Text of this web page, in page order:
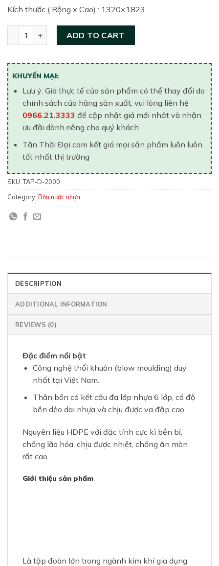
Kích thước ( Rộng x Cao) : 1320×1823
ADD TO CART
KHUYẾN MẠI:
Lưu ý: Giá thực tế của sản phẩm có thể thay đổi do
chính sách của hãng sản xuất, vui lòng liên hệ
0966.21.3333 để cập nhật giá mới nhất và nhận
ưu đãi dành riêng cho quý khách..
Tân Thời Đại cam kết giá mọi sản phẩm luôn luôn
tốt nhất thị trường
SKU:TAP-D-2000
Category: Bồn nước nhựa
DESCRIPTION
ADDITIONAL INFORMATION
REVIEWS (0)
Đặc điểm nổi bật
Công nghệ thổi khuôn (blow moulding) duy
nhất tại Việt Nam.
Thân bồn có kết cấu đa lớp nhựa 6 lớp, có độ
bền dẻo dai nhựa và chịu được va đập cao.
Nguyên liệu HDPE với đặc tính cực kì bền bỉ,
chống lão hóa, chịu được nhiệt, chống ăn mòn
rất cao.
Giới thiệu sản phẩm